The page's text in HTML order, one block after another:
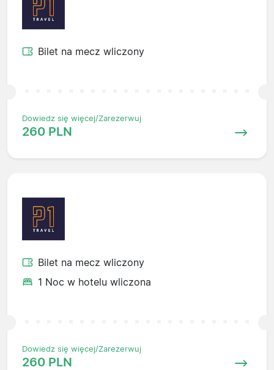
Bilet na mecz wliczony
Dowiedz się więcej/Zarezerwuj
260 PLN
Bilet na mecz wliczony
1 Noc w hotelu wliczona
Dowiedz się więcej/Zarezerwuj
260 PLN